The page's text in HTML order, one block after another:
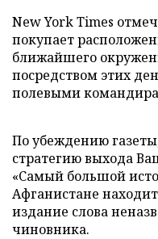
NewYorkTimes
покупает
ближайшего
посредством этих
полевыми
По убеждению
стратегию выхода
«Самый большой
Афганистане
издание слова
чиновника.